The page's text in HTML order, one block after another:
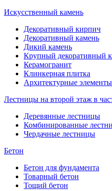
Искусственный камень
Декоративный кирпич
Декоративный камень
Дикий камень
Крупный декоративный
Керамогранит
Клинкерная плитка
Архитектурные элементы
Лестницы на второй этаж в
Деревянные лестницы
Комбинированные
Чердачные лестницы
Бетон
Бетон для фундамента
Товарный бетон
Тощий бетон